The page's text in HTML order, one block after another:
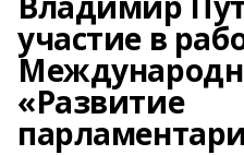
участие в
«Развитие